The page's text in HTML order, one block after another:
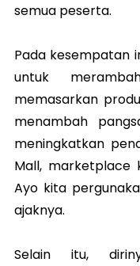
semua peserta.
Pada kesempatan
untuk
memasarkan
menambah
meningkatkan
Mall, marketplace
Ayo kita
ajaknya.
Selain itu,